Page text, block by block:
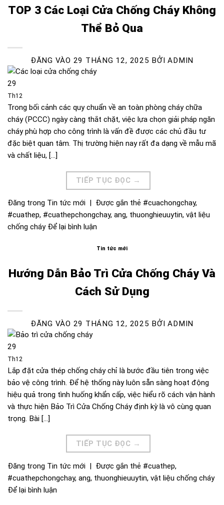
TOP 3 Các Loại Cửa Chống Cháy Không
Thể Bỏ Qua
ĐĂNG VÀO 29 THÁNG 12, 2025 BỞIADMIN
29
Th12
Trong bối cảnh các quy chuẩn về an toàn phòng cháy chữa
cháy (PCCC) ngày càng thắt chặt, việc lựa chọn giải pháp ngăn
cháy phù hợp cho công trình là vấn đề được các chủ đầu tư
đặc biệt quan tâm. Thị trường hiện nay rất đa dạng về mẫu mã
và chất liệu, […]
TIẾP TỤC ĐỌC →
Đăng trong Tin tức mới Được gắn thẻ #cuachongchay,
#cuathep, #cuathepchongchay, ang, thuonghieuuytin, vật liệu
chống cháy Để lại bình luận
Tin tức mới
Hướng Dẫn Bảo Trì Cửa Chống Cháy Và
Cách Sử Dụng
ĐĂNG VÀO 29 THÁNG 12, 2025 BỞIADMIN
29
Th12
Lắp đặt cửa thép chống cháy chỉ là bước đầu tiên trong việc
bảo vệ công trình. Để hệ thống này luôn sẵn sàng hoạt động
hiệu quả trong tình huống khẩn cấp, việc hiểu rõ cách vận hành
và thực hiện Bảo Trì Cửa Chống Cháy định kỳ là vô cùng quan
trọng. Bài […]
TIẾP TỤC ĐỌC →
Đăng trong Tin tức mới | Được gắn thẻ #cuathep,
#cuathepchongchay, ang, thuonghieuuytin, vật liệu chống cháy
Để lại bình luận